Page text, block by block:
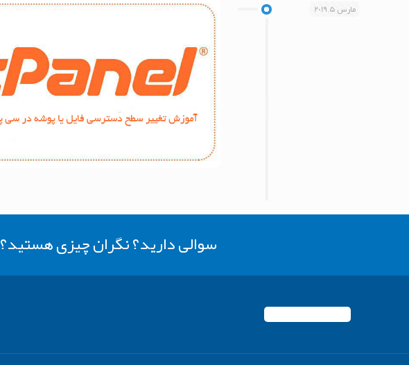
مارس 5, 2019
سوالی دارید؟ نگران چیزی هستید؟